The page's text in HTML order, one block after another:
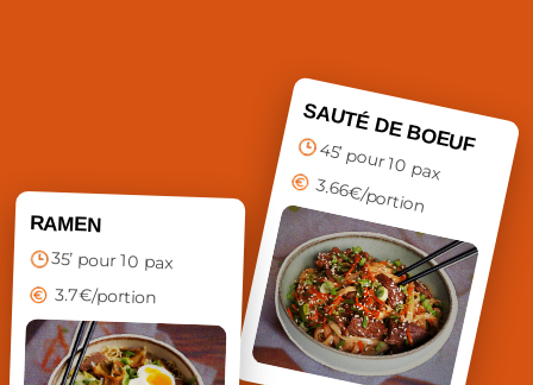
SAUTÉ DE BOEUF
45’ pour 10 pax
3.66€/portion
RAMEN
35’ pour 10 pax
3.7€/portion